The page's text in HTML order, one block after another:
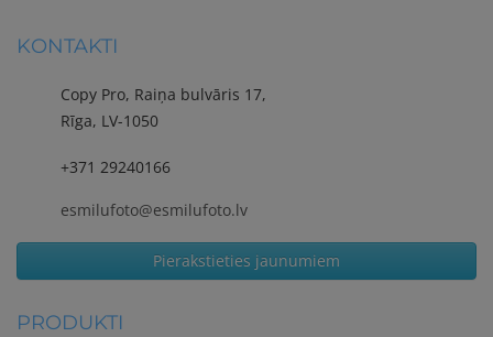
KONTAKTI
Copy Pro, Raiņa bulvāris 17,
Rīga, LV-1050
+371 29240166
esmilufoto@esmilufoto.lv
Pierakstieties jaunumiem
PRODUKTI